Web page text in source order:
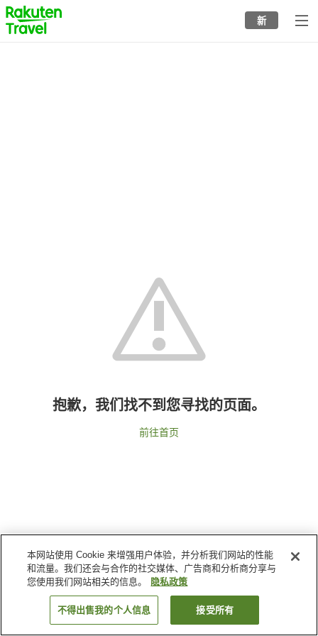
to
top
page
新
抱歉，我们找不到您寻找的页面。
前往首页
本网站使用 Cookie 来增强用户体验，并分析我们网站的性能
和流量。我们还会与合作的社交媒体、广告商和分析商分享与
您使用我们网站相关的信息。
隐私政策
不得出售我的个人信息 接受所有